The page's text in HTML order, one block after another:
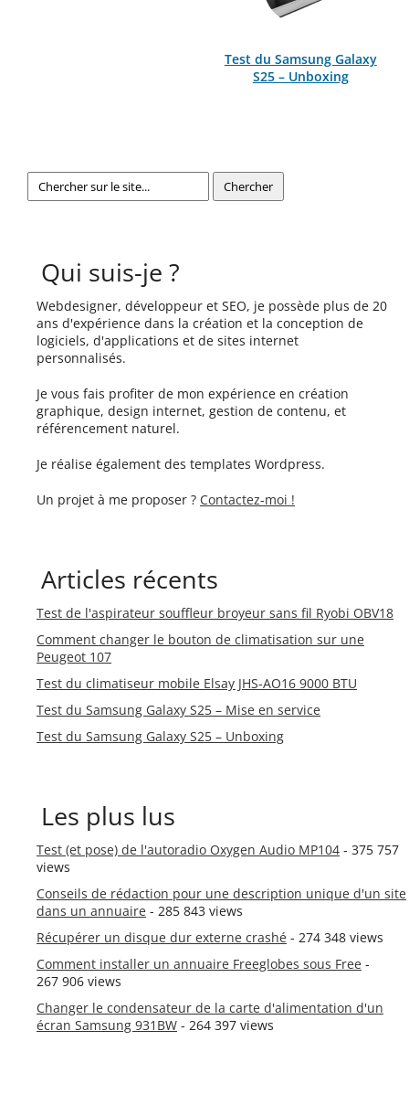
Test du Samsung Galaxy
S25 – Unboxing
Qui suis-je ?
Webdesigner, développeur et SEO, je possède plus de 20
ans d'expérience dans la création et la conception de
logiciels, d'applications et de sites internet
personnalisés.
Je vous fais profiter de mon expérience en création
graphique, design internet, gestion de contenu, et
référencement naturel.
Je réalise également des templates Wordpress.
Un projet à me proposer ? Contactez-moi !
Articles récents
Test de l'aspirateur souffleur broyeur sans fil Ryobi OBV18
Comment changer le bouton de climatisation sur une
Peugeot 107
Test du climatiseur mobile Elsay JHS-AO16 9000 BTU
Test du Samsung Galaxy S25 – Mise en service
Test du Samsung Galaxy S25 – Unboxing
Les plus lus
Test (et pose) de l'autoradio Oxygen Audio MP104 - 375 757
views
Conseils de rédaction pour une description unique d'un site
dans un annuaire - 285 843 views
Récupérer un disque dur externe crashé - 274 348 views
Comment installer un annuaire Freeglobes sous Free -
267 906 views
Changer le condensateur de la carte d'alimentation d'un
écran Samsung 931BW - 264 397 views